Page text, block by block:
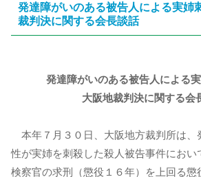
発達障がいのある被告人による実姉
裁判決に関する会長談話
発達障がいのある被告人による
大阪地裁判決に関する会
本年７月３０日、大阪地方裁判所は、
性が実姉を刺殺した殺人被告事件におい
検察官の求刑（懲役１６年）を上回る懲